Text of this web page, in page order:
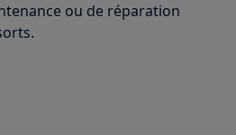
ou de réparation